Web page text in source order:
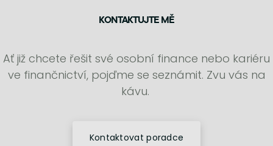
KONTAKTUJTE MĚ
Ať již chcete řešit své osobní finance nebo kariéru
ve finančnictví, pojďme se seznámit. Zvu vás na
kávu.
Kontaktovat poradce